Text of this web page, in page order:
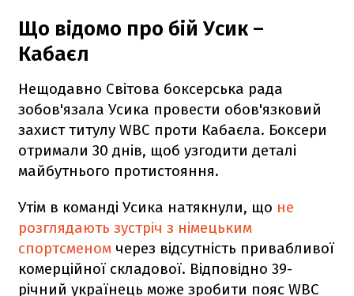
Що відомо про бій Усик –
Кабаєл
Нещодавно Світова боксерська рада
зобов'язала Усика провести обов'язковий
захист титулу WBC проти Кабаєла. Боксери
отримали 30 днів, щоб узгодити деталі
майбутнього протистояння.
Утім в команді Усика натякнули, що не
розглядають зустріч з німецьким
спортсменом через відсутність привабливої
комерційної складової. Відповідно 39-
річний українець може зробити пояс WBC